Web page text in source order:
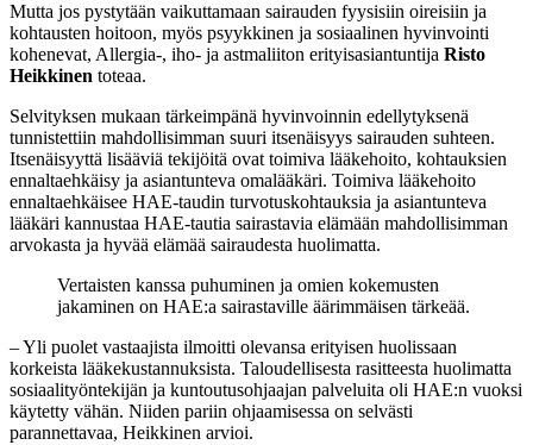
Mutta jos pystytään vaikuttamaan sairauden fyysisiin oireisiin ja
kohtausten hoitoon, myös psyykkinen ja sosiaalinen hyvinvointi
kohenevat, Allergia-, iho- ja astmaliiton erityisasiantuntija Risto
Heikkinen toteaa.
Selvityksen mukaan tärkeimpänä hyvinvoinnin edellytyksenä
tunnistettiin mahdollisimman suuri itsenäisyys sairauden suhteen.
Itsenäisyyttä lisääviä tekijöitä ovat toimiva lääkehoito, kohtauksien
ennaltaehkäisy ja asiantunteva omalääkäri. Toimiva lääkehoito
ennaltaehkäisee HAE-taudin turvotuskohtauksia ja asiantunteva
lääkäri kannustaa HAE-tautia sairastavia elämään mahdollisimman
arvokasta ja hyvää elämää sairaudesta huolimatta.
Vertaisten kanssa puhuminen ja omien kokemusten
jakaminen on HAE:a sairastaville äärimmäisen tärkeää.
– Yli puolet vastaajista ilmoitti olevansa erityisen huolissaan
korkeista lääkekustannuksista. Taloudellisesta rasitteesta huolimatta
sosiaalityöntekijän ja kuntoutusohjaajan palveluita oli HAE:n vuoksi
käytetty vähän. Niiden pariin ohjaamisessa on selvästi
parannettavaa, Heikkinen arvioi.